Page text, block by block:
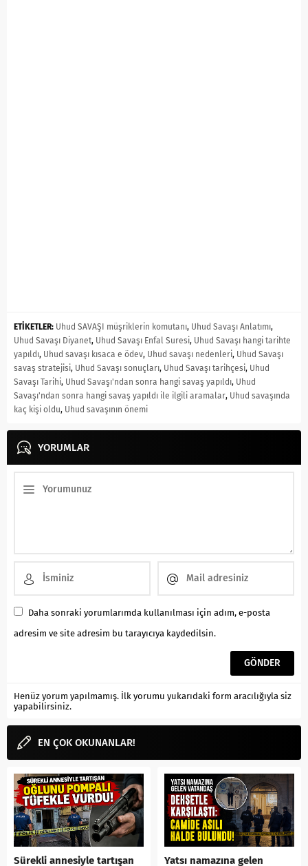
ETİKETLER: Uhud SAVAŞI müşriklerin komutanı, Uhud Savaşı Anlatımı,
Uhud Savaşı Diyanet, Uhud Savaşı Enfal Suresi, Uhud Savaşı hangi tarihte
yapıldı, Uhud savaşı kısaca e ödev, Uhud savaşı nedenleri, Uhud Savaşı
savaş stratejisi, Uhud Savaşı sonuçları, Uhud Savaşı tarihçesi, Uhud
Savaşı Tarihi, Uhud Savaşı'ndan sonra hangi savaş yapıldı, Uhud
Savaşı'ndan sonra hangi savaş yapıldı ile ilgili aramalar, Uhud savaşında
kaç kişi oldu, Uhud savaşının önemi
YORUMLAR
Daha sonraki yorumlarımda kullanılması için adım, e-posta
adresim ve site adresim bu tarayıcıya kaydedilsin.
Henüz yorum yapılmamış. İlk yorumu yukarıdaki form aracılığıyla siz
yapabilirsiniz.
EN ÇOK OKUNANLAR!
Sürekli annesiyle tartışan Yatsı namazına gelen